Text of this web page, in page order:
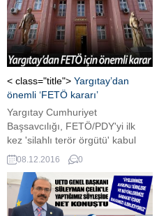
< class="title"> Yargıtay’dan
önemli ‘FETÖ kararı’
Yargıtay Cumhuriyet
Başsavcılığı, FETÖ/PDY'yi ilk
kez 'silahlı terör örgütü' kabul
eden Erzincan Ağır Ceza
Mahkemesinin kararının
onanmasını istedi.
08.12.2016 0